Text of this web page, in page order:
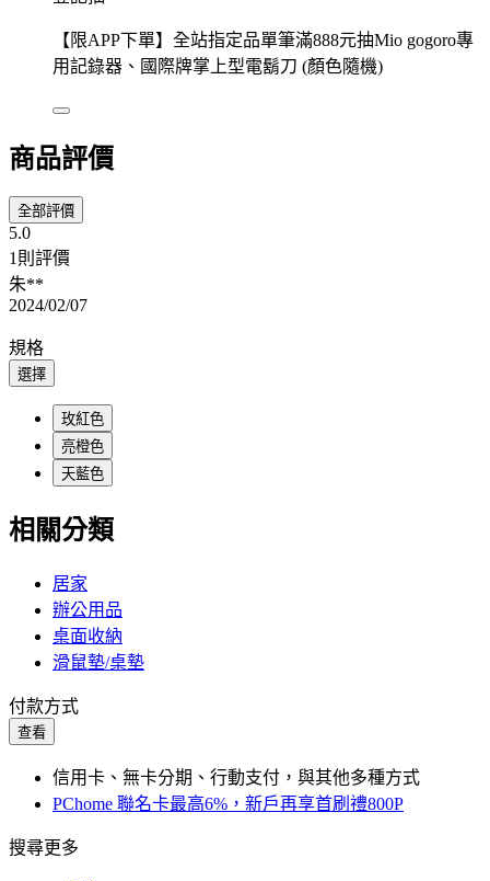
【限APP下單】全站指定品單筆滿888元抽Mio gogoro專
用記錄器、國際牌掌上型電鬍刀 (顏色隨機)
商品評價
全部評價
5.0
1則評價
朱**
2024/02/07
規格
選擇
玫紅色
亮橙色
天藍色
相關分類
居家
辦公用品
桌面收納
滑鼠墊/桌墊
付款方式
查看
信用卡、無卡分期、行動支付，與其他多種方式
PChome 聯名卡最高6%，新戶再享首刷禮800P
搜尋更多